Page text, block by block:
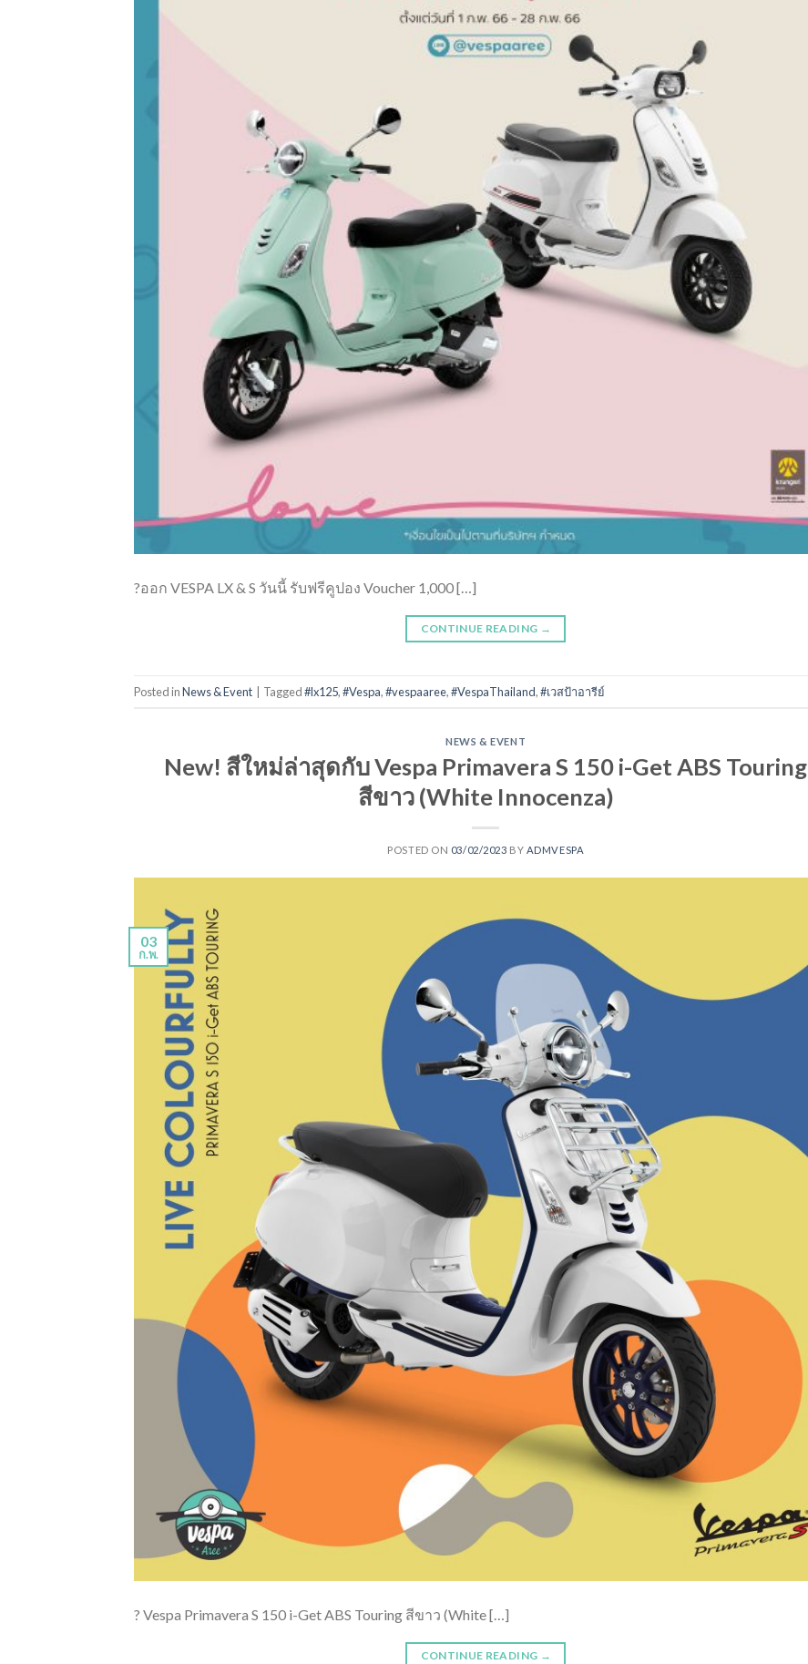
?ออก VESPA LX & S วันนี้ รับฟรีคูปอง Voucher 1,000 […]
CONTINUE READING →
Posted inNews & Event Tagged#lx125,#Vespa,#vespaaree,#VespaThailand,#เวสป้าอารีย์
NEWS & EVENT
New! สีใหม่ล่าสุดกับ Vespa Primavera S 150 i-Get ABS Touring
สีขาว (White Innocenza)
POSTED ON 03/02/2023 BY ADMVESPA
03
ก.พ.
? Vespa Primavera S 150 i-Get ABS Touring สีขาว (White […]
CONTINUE READING →